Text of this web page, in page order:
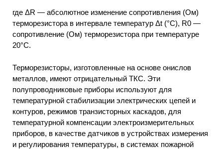
где ΔR — абсолютное изменение сопротивления (Ом)
терморезистора в интервале температур Δt (°С), R0 —
сопротивление (Ом) терморезистора при температуре
20°С.
Терморезисторы, изготовленные на основе онислов
металлов, имеют отрицательный ТКС. Эти
полупроводниковые приборы используют для
температурной стабилизации электрических цепей и
контуров, режимов транзисторных каскадов, для
температурной компенсации электроизмерительных
приборов, в качестве датчиков в устройствах измерения
и регулирования температуры, в системах пожарной